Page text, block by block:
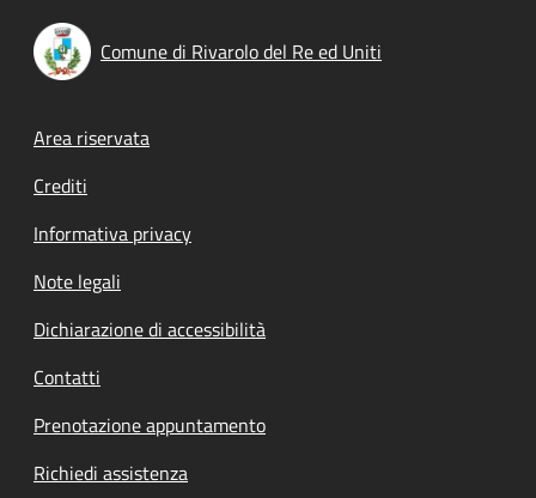
Comune di Rivarolo del Re ed Uniti
Footer menu
Area riservata
Crediti
Informativa privacy
Note legali
Dichiarazione di accessibilità
Contatti
Prenotazione appuntamento
Richiedi assistenza